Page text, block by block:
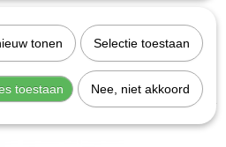
profieltonen Selectie toestaan
toestaan Nee, niet akkoord